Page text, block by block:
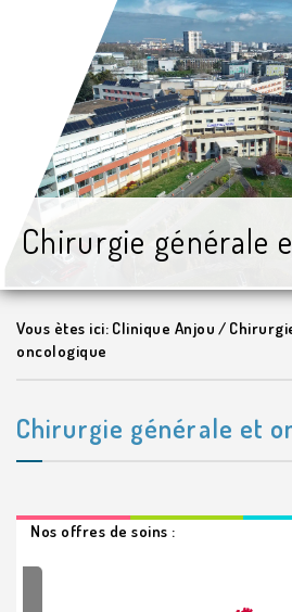
Chirurgie générale
Vous ètes ici: Clinique Anjou /
oncologique
Chirurgie générale et
Nos offres de soins :